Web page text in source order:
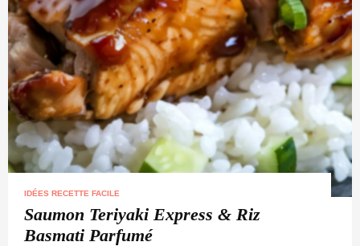
IDÉES RECETTE FACILE
Saumon Teriyaki Express & Riz
Basmati Parfumé